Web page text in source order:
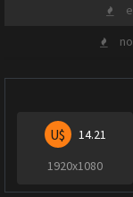
U$
14.21
1920x1080